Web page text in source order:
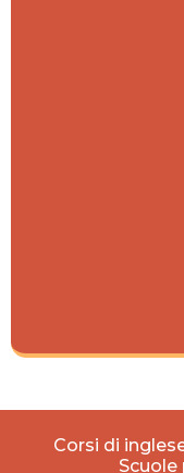
Corsi di